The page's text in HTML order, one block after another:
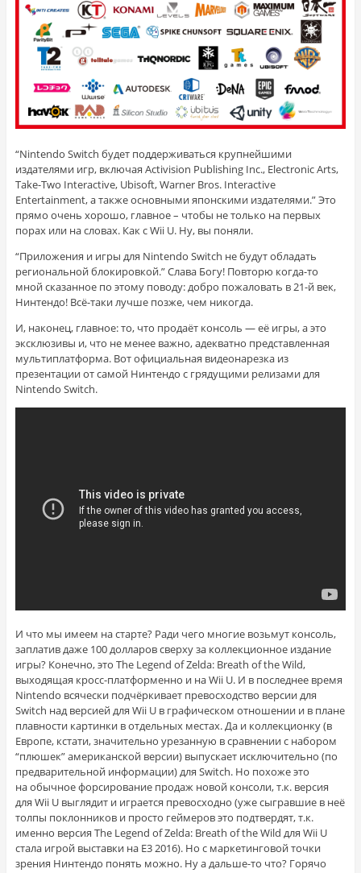
“Nintendo Switch будет поддерживаться крупнейшими
издателями игр, включая Activision Publishing Inc., Electronic Arts,
Take-Two Interactive, Ubisoft, Warner Bros. Interactive
Entertainment, а также основными японскими издателями.” Это
прямо очень хорошо, главное – чтобы не только на первых
порах или на словах. Как с Wii U. Ну, вы поняли.
“Приложения и игры для Nintendo Switch не будут обладать
региональной блокировкой.” Слава Богу! Повторю когда-то
мной сказанное по этому поводу: добро пожаловать в 21-й век,
Нинтендо! Всё-таки лучше позже, чем никогда.
И, наконец, главное: то, что продаёт консоль — её игры, а это
эксклюзивы и, что не менее важно, адекватно представленная
мультиплатформа. Вот официальная видеонарезка из
презентации от самой Нинтендо с грядущими релизами для
Nintendo Switch.
И что мы имеем на старте? Ради чего многие возьмут консоль,
заплатив даже 100 долларов сверху за коллекционное издание
игры? Конечно, это The Legend of Zelda: Breath of the Wild,
выходящая кросс-платформенно и на Wii U. И в последнее время
Nintendo всячески подчёркивает превосходство версии для
Switch над версией для Wii U в графическом отношении и в плане
плавности картинки в отдельных местах. Да и коллекционку (в
Европе, кстати, значительно урезанную в сравнении с набором
“плюшек” американской версии) выпускает исключительно (по
предварительной информации) для Switch. Но похоже это
на обычное форсирование продаж новой консоли, т.к. версия
для Wii U выглядит и играется превосходно (уже сыгравшие в неё
толпы поклонников и просто геймеров это подтвердят, т.к.
именно версия The Legend of Zelda: Breath of the Wild для Wii U
стала игрой выставки на E3 2016). Но с маркетинговой точки
зрения Нинтендо понять можно. Ну а дальше-то что? Горячо